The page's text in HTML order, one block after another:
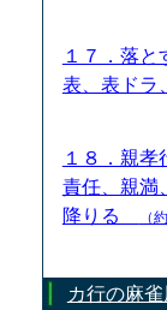
１７．落と
表、表ドラ
１８．親
責任、親満
降りる
（
カ行の麻